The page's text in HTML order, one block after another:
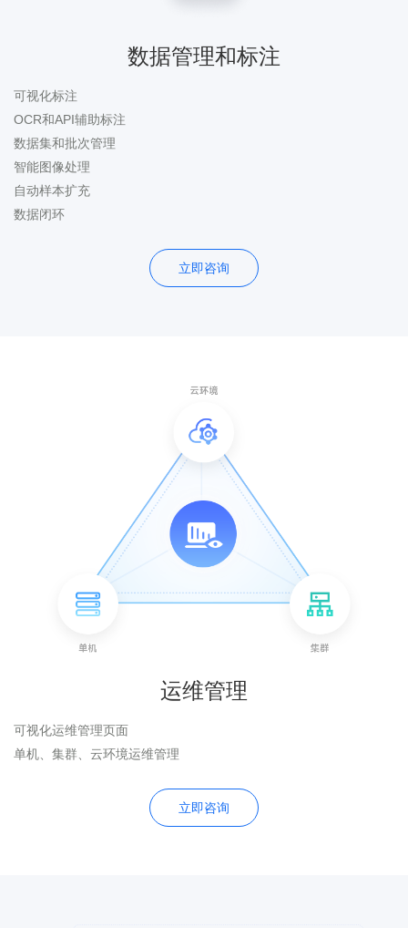
数据管理和标注
可视化标注
OCR和API辅助标注
数据集和批次管理
智能图像处理
自动样本扩充
数据闭环
立即咨询
运维管理
可视化运维管理页面
单机、集群、云环境运维管理
立即咨询